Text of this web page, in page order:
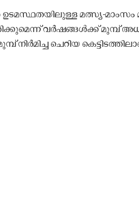
മ​ത്സ്യ-​മാം​സം
വ​ർ​ഷ​ങ്ങ​ൾ​ക്ക് മു​മ്പ്
നി​ർ​മി​ച്ച ചെ​റി​യ